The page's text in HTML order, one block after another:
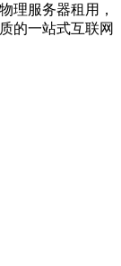
理服务器租用，
的一站式互联网